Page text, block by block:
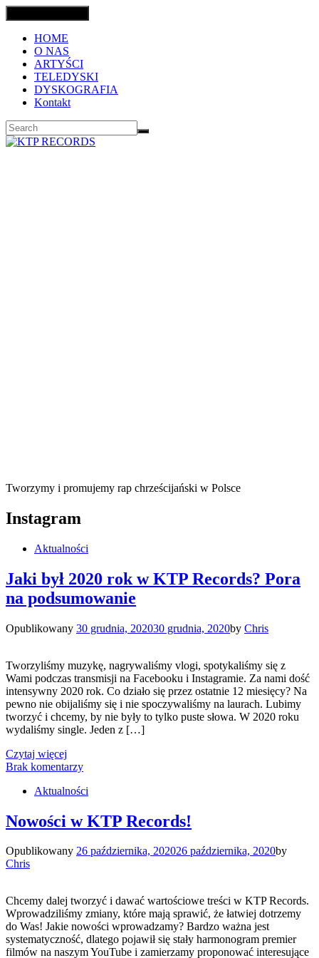
HOME
O NAS
ARTYŚCI
TELEDYSKI
DYSKOGRAFIA
Kontakt
Tworzymy i promujemy rap chrześcijański w Polsce
Instagram
Aktualności
Jaki był 2020 rok w KTP Records? Pora
na podsumowanie
Opublikowany 30 grudnia, 202030 grudnia, 2020by Chris
Tworzyliśmy muzykę, nagrywaliśmy vlogi, spotykaliśmy się z
Wami podczas transmisji na Facebooku i Instagramie. Za nami dość
intensywny 2020 rok. Co działo się przez ostatnie 12 miesięcy? Na
pewno nie obijaliśmy się i nie spoczywaliśmy na laurach. Lubimy
tworzyć i chcemy, by nie były to tylko puste słowa. W 2020 roku
wydaliśmy single. Jeden z […]
Czytaj więcej
Brak komentarzy
Aktualności
Nowości w KTP Records!
Opublikowany 26 października, 202026 października, 2020by
Chris
Chcemy dalej tworzyć i dawać wartościowe treści w KTP Records.
Wprowadziliśmy zmiany, które mają sprawić, że łatwiej dotrzemy
do Was! Jakie nowości wprowadzamy? Bardzo ważna jest
systematyczność, dlatego pojawił się stały harmonogram premier
filmów na naszym YouTube i zamierzamy proponować interesujące